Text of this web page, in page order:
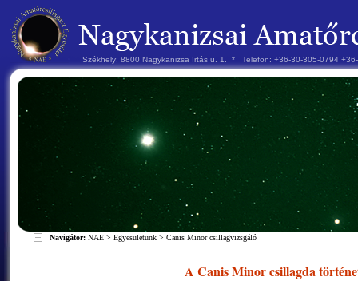
Székhely: 8800 Nagykanizsa Irtás u. 1. * Telefon: +36-30-305-0794
Navigátor: NAE > Egyesületünk > Canis Minor csillagvizsgáló
A Canis Minor csillagda